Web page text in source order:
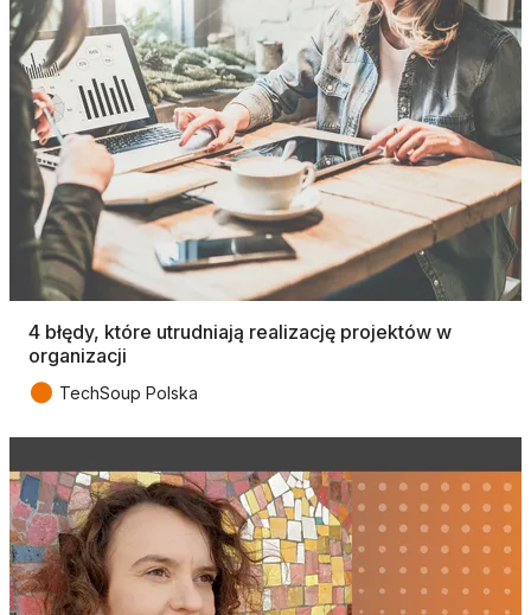
4 błędy, które utrudniają realizację projektów w
organizacji
● TechSoup Polska